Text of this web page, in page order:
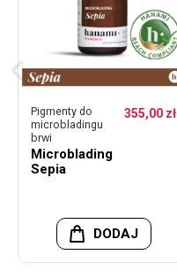
Pigmenty do
microbladingu
brwi
Microblading
Sepia
355,00 zł
DODAJ